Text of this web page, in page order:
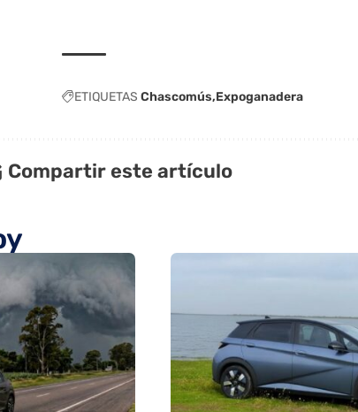
ETIQUETAS Chascomús Expoganadera
Compartir este artículo